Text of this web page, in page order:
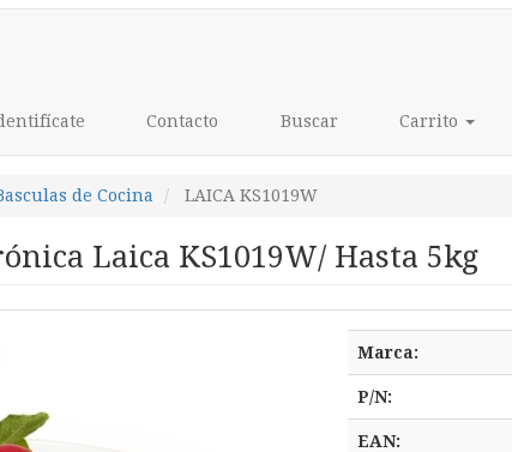
Contacto Buscar Carrito
de Cocina LAICA KS1019W
Laica KS1019W/ Hasta 5kg
Marca:
P/N:
EAN: